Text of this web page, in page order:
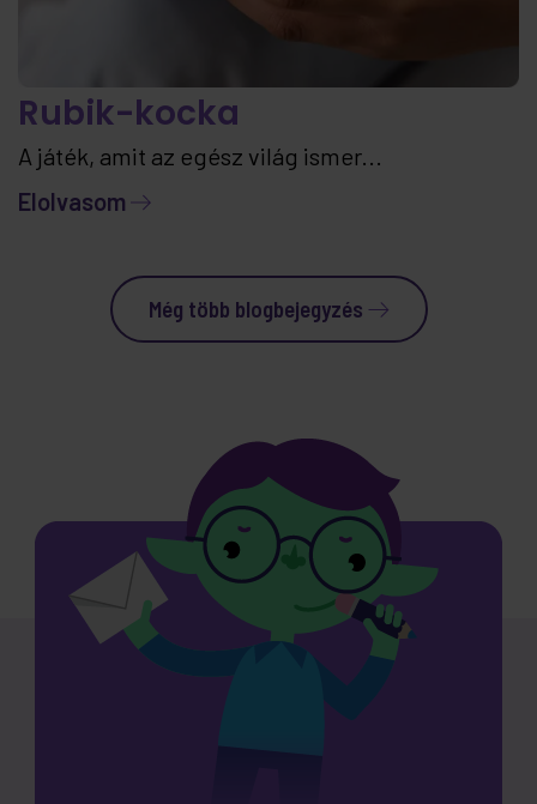
Rubik-kocka
A játék, amit az egész világ ismer...
Elolvasom
Még több blogbejegyzés